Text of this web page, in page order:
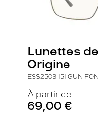
Lunettes
Origine
ESS2503 151 GUN
À partir de
69,00 €